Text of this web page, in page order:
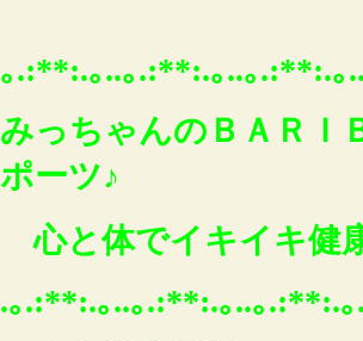
｡.:**:.｡..｡.:**:.｡..｡.:**:.｡
みっちゃんのＢＡＲＩ
ポーツ♪
心と体でイキイキ健
.｡.:**:.｡..｡.:**:.｡..｡.:**:.